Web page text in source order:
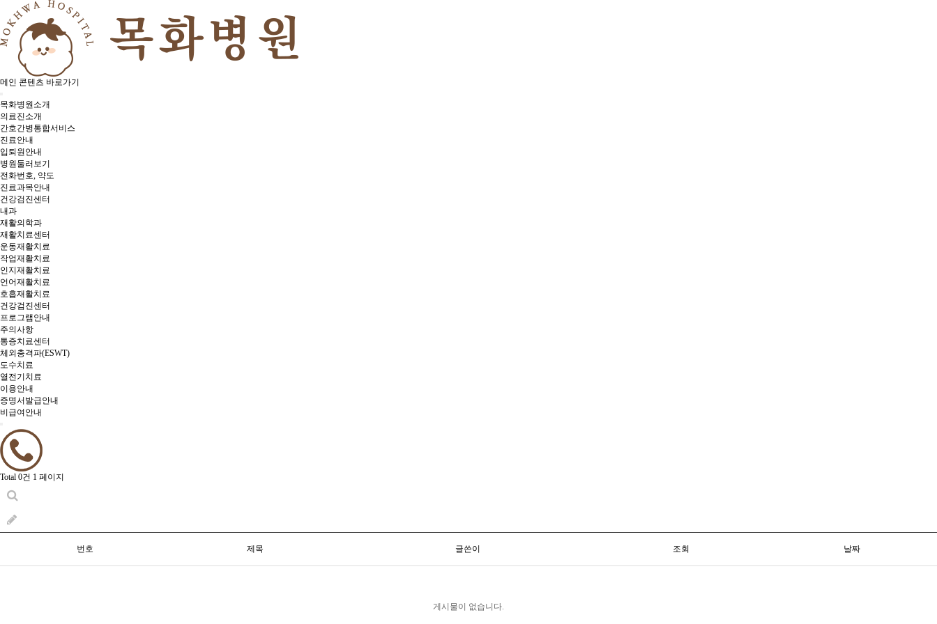
메인 콘텐츠 바로가기
목화병원소개
의료진소개
간호간병통합서비스
진료안내
입퇴원안내
병원둘러보기
전화번호, 약도
진료과목안내
건강검진센터
내과
재활의학과
재활치료센터
운동재활치료
작업재활치료
인지재활치료
언어재활치료
호흡재활치료
건강검진센터
프로그램안내
주의사항
통증치료센터
체외충격파(ESWT)
도수치료
열전기치료
이용안내
증명서발급안내
비급여안내
Total 0건 1 페이지
번호 제목 글쓴이 조회 날짜
게시물이 없습니다.